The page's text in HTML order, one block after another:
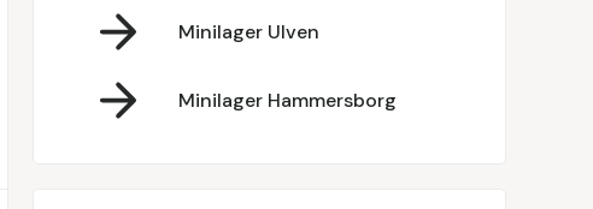
Minilager Ulven
Minilager Hammersborg